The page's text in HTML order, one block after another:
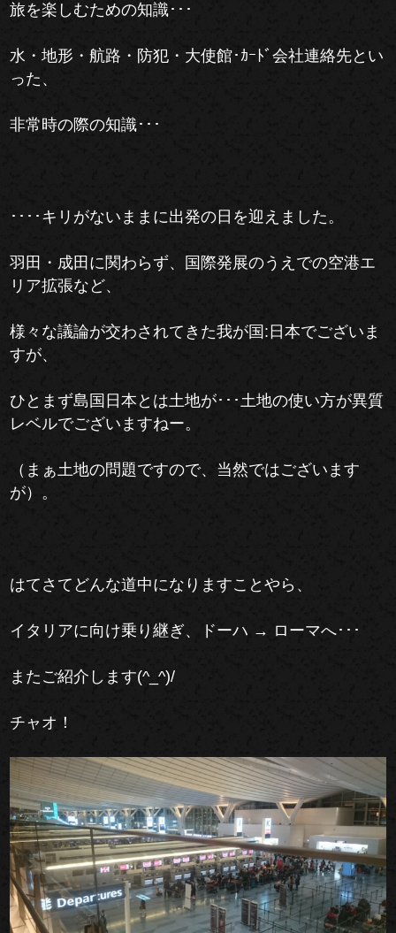
旅を楽しむための知識･･･
水・地形・航路・防犯・大使館･ｶｰﾄﾞ会社連絡先とい
った、
非常時の際の知識･･･
････キリがないままに出発の日を迎えました。
羽田・成田に関わらず、国際発展のうえでの空港エ
リア拡張など、
様々な議論が交わされてきた我が国:日本でございま
すが、
ひとまず島国日本とは土地が･･･土地の使い方が異質
レベルでございますねー。
（まぁ土地の問題ですので、当然ではございます
が）。
はてさてどんな道中になりますことやら、
イタリアに向け乗り継ぎ、ドーハ → ローマへ･･･
またご紹介します(^_^)/
チャオ！